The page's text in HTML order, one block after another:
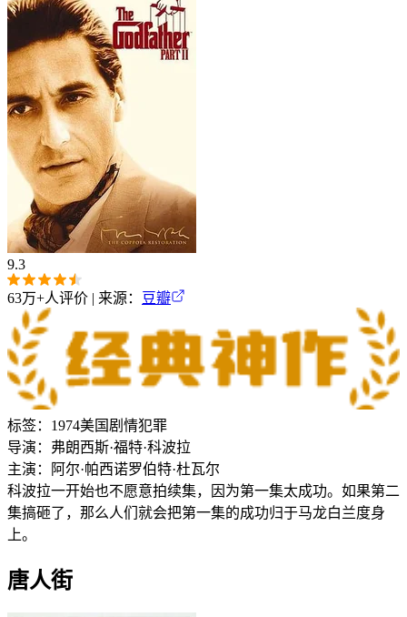
9.3
63万+人评价 | 来源： 豆瓣
标签： 1974美国 剧情犯罪
导演： 弗朗西斯·福特·科波拉
主演：
阿尔·帕西诺罗伯特·杜瓦尔
科波拉一开始也不愿意拍续集，因为第一集太成功。如果第二
集搞砸了，那么人们就会把第一集的成功归于马龙白兰度身
上。
唐人街